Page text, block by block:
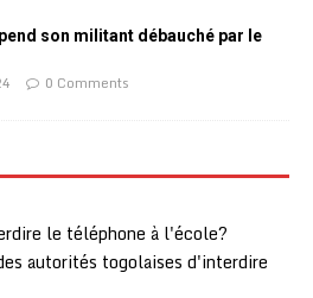
son militant débauché par le
0 Comments
le téléphone à l'école?
autorités togolaises d'interdire